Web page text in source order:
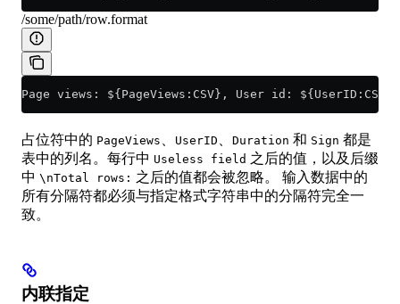
/some/path/row.format
Page views: ${PageViews:CSV}, User id:
占位符中的 PageViews UserID Duration 和 Sign 都是
表中的列名。每行中 Useless field 之后的值，以及后缀
中 \nTotal rows: 之后的值都会被忽略。 输入数据中的
所有分隔符都必须与指定格式字符串中的分隔符完全一
致。
内联指定